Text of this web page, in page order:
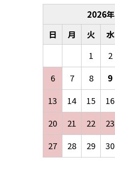
2026年
日
月 火 水
1
2
6
7 8 9
13
14 15 16
20
21 22 23
27
28 29 30